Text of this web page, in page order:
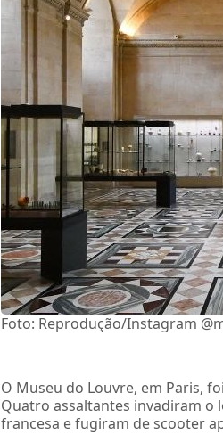
Foto: Reprodução/Instagram
O Museu do Louvre, em Paris,
Quatro assaltantes invadiram o
francesa e fugiram de scooter